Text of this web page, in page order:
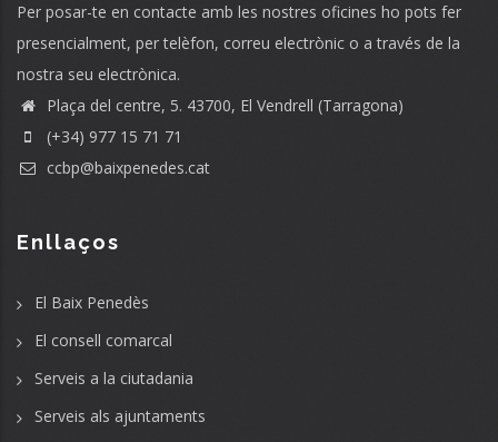
Per posar-te en contacte amb les nostres oficines ho pots fer
presencialment, per telèfon, correu electrònic o a través de la
nostra seu electrònica.
Plaça del centre, 5. 43700, El Vendrell (Tarragona)
(+34) 977 15 71 71
ccbp@baixpenedes.cat
Enllaços
El Baix Penedès
El consell comarcal
Serveis a la ciutadania
Serveis als ajuntaments